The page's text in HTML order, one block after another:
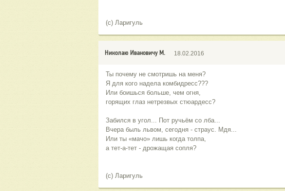
(с) Ларигуль
Николаю Ивановичу М. 18.02.2016
Ты почему не смотришь на меня?
Я для кого надела комбидресс???
Или боишься больше, чем огня,
горящих глаз нетрезвых стюардесс?
Забился в угол... Пот ручьём со лба...
Вчера быль львом, сегодня - страус. Мдя...
Или ты «мачо» лишь когда толпа,
а тет-а-тет - дрожащая сопля?
(с) Ларигуль